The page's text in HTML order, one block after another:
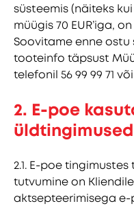
süsteemis (näiteks kui
müügis 70 EUR’iga,
Soovitame enne
tooteinfo täpsust
telefonil 56 99 99 71
2. E-poe
üldtingimused
2.1. E-poe
tutvumine on
aktsepteerimisega